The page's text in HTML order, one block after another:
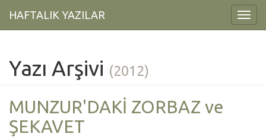
HAFTALIK YAZILAR
Yazı Arşivi (2012)
MUNZUR'DAKİ ZORBAZ ve
ŞEKAVET